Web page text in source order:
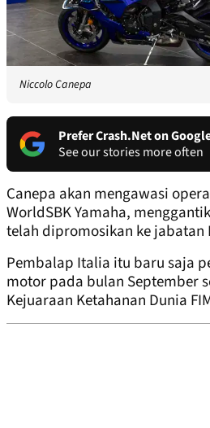
Niccolo Canepa
Prefer Crash.Net on
See our stories more often
Canepa akan mengawasi
WorldSBK Yamaha,
telah dipromosikan ke jabatan
Pembalap Italia itu baru saja
motor pada bulan September
Kejuaraan Ketahanan Dunia